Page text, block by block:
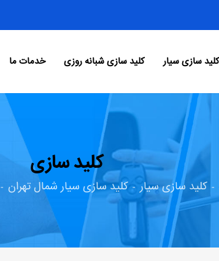
کلید سازی سیار کلید سازی شبانه روزی خدمات ما
کلید سازی
کلید سازی سیار کلید سازی سیار شمال تهران